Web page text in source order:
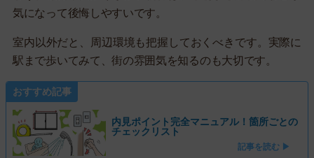
気になって後悔しやすいです。
室内以外だと、周辺環境も把握しておくべきです。実際に
駅まで歩いてみて、街の雰囲気を知るのも大切です。
おすすめ記事
内見ポイント完全マニュアル！箇所ごとの
チェックリスト
記事を読む ▶